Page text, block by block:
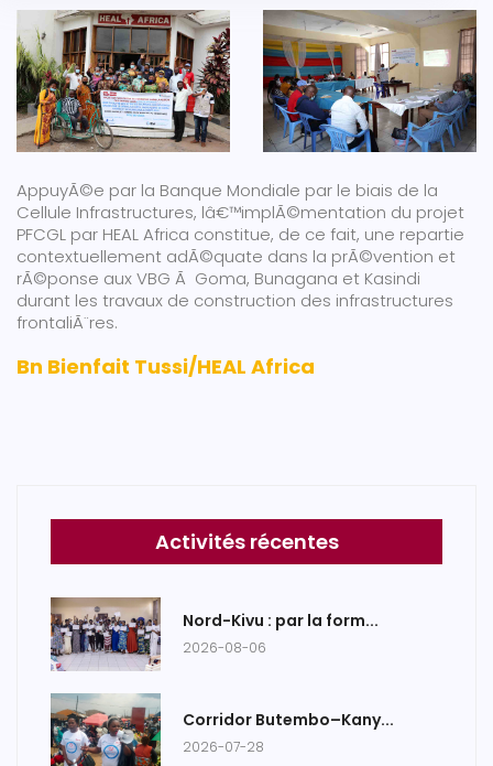
AppuyÃ©e par la Banque Mondiale par le biais de la
Cellule Infrastructures, lâ€™implÃ©mentation du projet
PFCGL par HEAL Africa constitue, de ce fait, une repartie
contextuellement adÃ©quate dans la prÃ©vention et
rÃ©ponse aux VBG Ã Goma, Bunagana et Kasindi
durant les travaux de construction des infrastructures
frontaliÃ¨res.
Bn Bienfait Tussi/HEAL Africa
Activités récentes
Nord-Kivu : par la form...
2026-08-06
Corridor Butembo–Kany...
2026-07-28